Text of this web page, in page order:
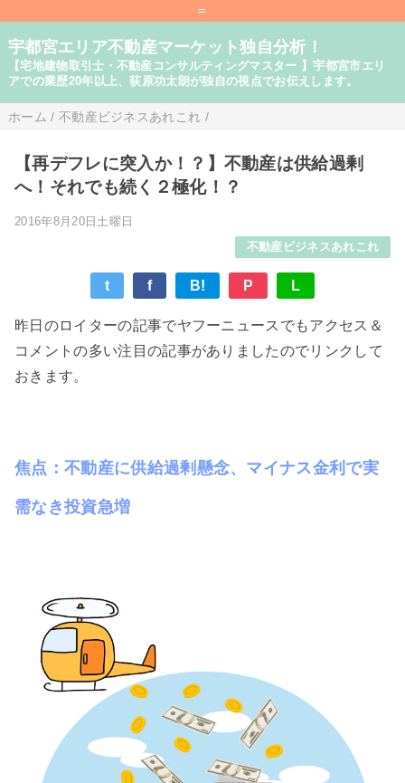
=
宇都宮エリア不動産マーケット独自分析！
【宅地建物取引士・不動産コンサルティングマスター 】宇都宮市エリ
アでの業歴20年以上、荻原功太朗が独自の視点でお伝えします。
ホーム / 不動産ビジネスあれこれ /
【再デフレに突入か！？】不動産は供給過剰
へ！それでも続く２極化！？
2016年8月20日土曜日
不動産ビジネスあれこれ
t f B! P L
昨日のロイターの記事でヤフーニュースでもアクセス＆
コメントの多い注目の記事がありましたのでリンクして
おきます。
焦点：不動産に供給過剰懸念、マイナス金利で実
需なき投資急増